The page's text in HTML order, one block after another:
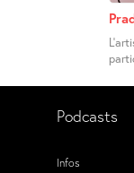
Podcasts
Infos